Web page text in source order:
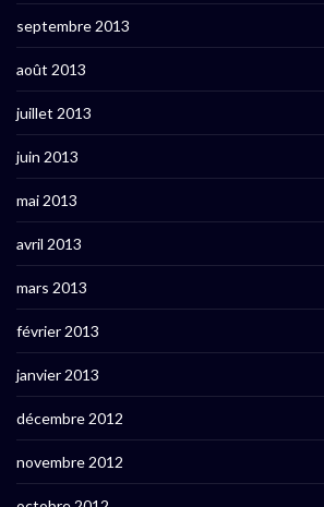
septembre 2013
août 2013
juillet 2013
juin 2013
mai 2013
avril 2013
mars 2013
février 2013
janvier 2013
décembre 2012
novembre 2012